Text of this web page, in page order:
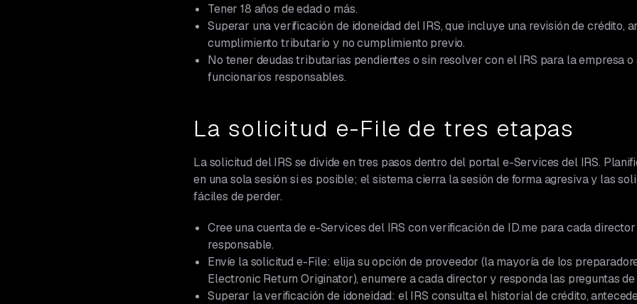
Tener 18 años de edad o más.
Superar una verificación de idoneidad del IRS, que incluye una revisión de crédito,
cumplimiento tributario y no cumplimiento previo.
No tener deudas tributarias pendientes o sin resolver con el IRS para la empresa
funcionarios responsables.
La solicitud e-File de tres etapas
La solicitud del IRS se divide en tres pasos dentro del portal e-Services del IRS.
en una sola sesión si es posible; el sistema cierra la sesión de forma agresiva y las
fáciles de perder.
Cree una cuenta de e-Services del IRS con verificación de ID.me para cada
responsable.
Envíe la solicitud e-File: elija su opción de proveedor (la mayoría de los
Electronic Return Originator), enumere a cada director y responda las preguntas de
Superar la verificación de idoneidad: el IRS consulta el historial de crédito,